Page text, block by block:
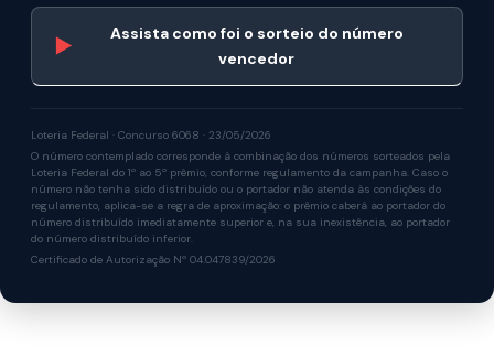
▶
Assista como foi o sorteio do número
vencedor
Loteria Federal · Concurso 6068 · 23/05/2026
O número contemplado corresponde à combinação dos números sorteados pela
Loteria Federal do 1º ao 5º prêmio, conforme regulamento da campanha. Caso o
número não tenha sido distribuído ou o portador não atenda às condições do
regulamento, aplica-se a regra de aproximação: o prêmio caberá ao portador do
número distribuído imediatamente superior e, na sua inexistência, ao portador
do número distribuído inferior.
Certificado de Autorização Nº 04.047839/2026